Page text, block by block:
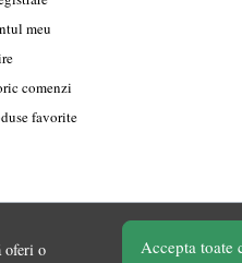
oferi o
Accepta toate
meu
comenzi
favorite
©